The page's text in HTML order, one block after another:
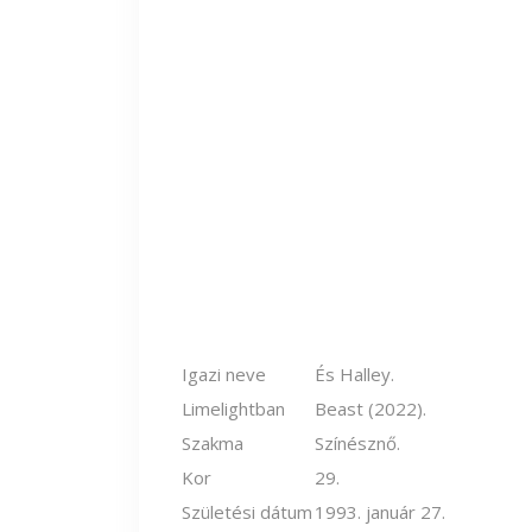
Igazi neve
És Halley.
Limelightban
Beast (2022).
Szakma
Színésznő.
Kor
29.
Születési dátum 1993. január 27.